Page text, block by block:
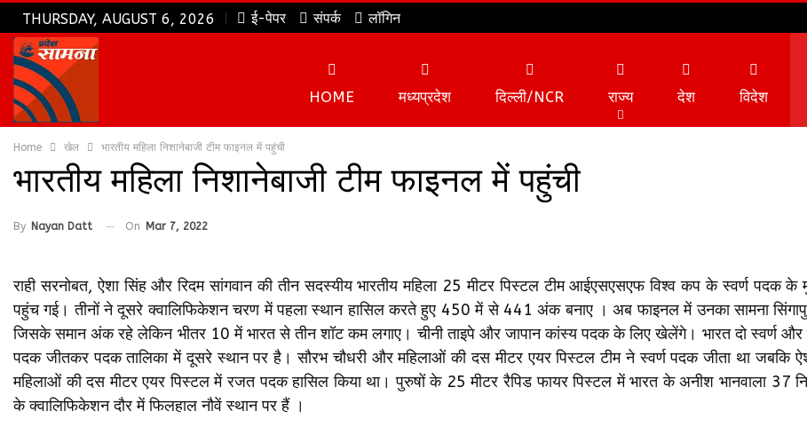
THURSDAY, AUGUST 6, 2026 ई-पेपर संपर्क लॉगिन
HOME मध्यप्रदेश दिल्ली/NCR राज्य देश विदेश
Home खेल भारतीय महिला निशानेबाजी टीम फाइनल में पहुंची
भारतीय महिला निशानेबाजी टीम फाइनल में पहुंची
By Nayan Datt On Mar 7, 2022
राही सरनोबत, ऐशा सिंह और रिदम सांगवान की तीन सदस्यीय भारतीय महिला 25 मीटर पिस्टल टीम आईएसएसएफ विश्व कप के स्वर्ण पदक के
पहुंच गई। तीनों ने दूसरे क्वालिफिकेशन चरण में पहला स्थान हासिल करते हुए 450 में से 441 अंक बनाए । अब फाइनल में उनका सामना
जिसके समान अंक रहे लेकिन भीतर 10 में भारत से तीन शॉट कम लगाए। चीनी ताइपे और जापान कांस्य पदक के लिए खेलेंगे। भारत दो स्वर्ण
पदक जीतकर पदक तालिका में दूसरे स्थान पर है। सौरभ चौधरी और महिलाओं की दस मीटर एयर पिस्टल टीम ने स्वर्ण पदक जीता था जबकि
महिलाओं की दस मीटर एयर पिस्टल में रजत पदक हासिल किया था। पुरुषों के 25 मीटर रैपिड फायर पिस्टल में भारत के अनीश भानवाला 37
के क्वालिफिकेशन दौर में फिलहाल नौवें स्थान पर हैं ।